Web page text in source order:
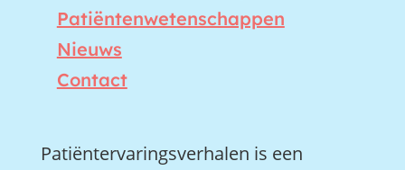
Patiëntenwetenschappen
Nieuws
Contact
Patiëntervaringsverhalen is een